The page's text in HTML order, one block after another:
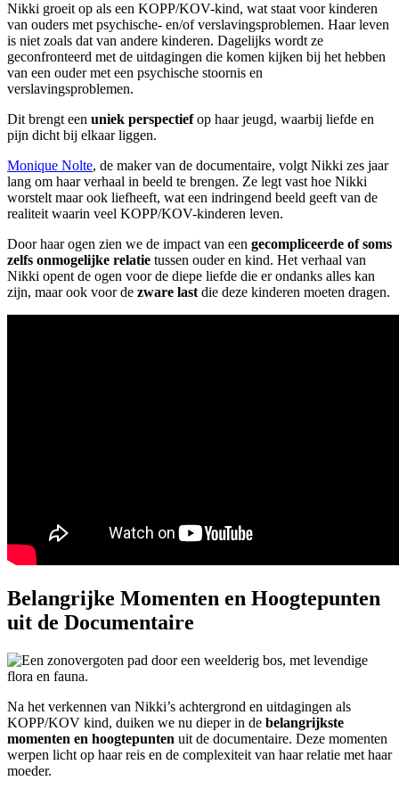
Nikki groeit op als een KOPP/KOV-kind, wat staat voor kinderen
van ouders met psychische- en/of verslavingsproblemen. Haar leven
is niet zoals dat van andere kinderen. Dagelijks wordt ze
geconfronteerd met de uitdagingen die komen kijken bij het hebben
van een ouder met een psychische stoornis en
verslavingsproblemen.
Dit brengt een uniek perspectiefop haar jeugd, waarbij liefde en
pijn dicht bij elkaar liggen.
Monique Nolte, de maker van de documentaire, volgt Nikki zes jaar
lang om haar verhaal in beeld te brengen. Ze legt vast hoe Nikki
worstelt maar ook liefheeft, wat een indringend beeld geeft van de
realiteit waarin veel KOPP/KOV-kinderen leven.
Door haar ogen zien we de impact van een gecompliceerde of soms
zelfs onmogelijke relatie tussen ouder en kind. Het verhaal van
Nikki opent de ogen voor de diepe liefde die er ondanks alles kan
zijn, maar ook voor de zware lastdie deze kinderen moeten dragen.
Belangrijke Momenten en Hoogtepunten
uit de Documentaire
Na het verkennen van Nikki’s achtergrond en uitdagingen als
KOPP/KOV kind, duiken we nu dieper in de belangrijkste
momenten en hoogtepunten uit de documentaire. Deze momenten
werpen licht op haar reis en de complexiteit van haar relatie met haar
moeder.